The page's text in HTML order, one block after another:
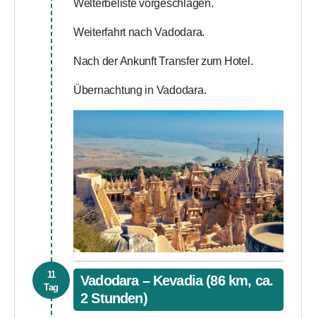
Welterbeliste vorgeschlagen.
Weiterfahrt nach Vadodara.
Nach der Ankunft Transfer zum Hotel.
Übernachtung in Vadodara.
11
Tag
Vadodara – Kevadia (86 km, ca.
2 Stunden)